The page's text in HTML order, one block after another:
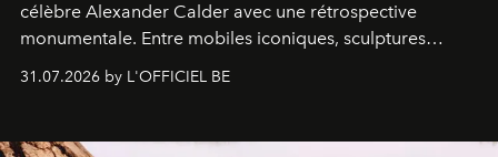
célèbre Alexander Calder avec une rétrospective
monumentale. Entre mobiles iconiques, sculptures
monumentales et poésie du mouvement, l'artiste
américain investit les espaces imaginés par Frank Gehry
sculpture.
31.07.2026 by L'OFFICIEL BE